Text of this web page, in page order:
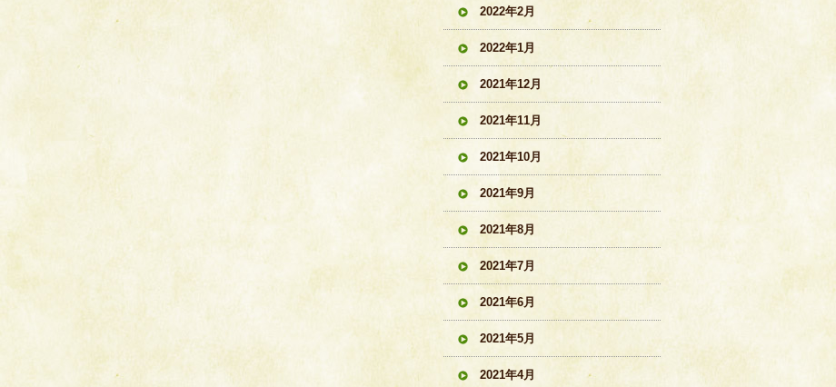
2022年2月
2022年1月
2021年12月
2021年11月
2021年10月
2021年9月
2021年8月
2021年7月
2021年6月
2021年5月
2021年4月